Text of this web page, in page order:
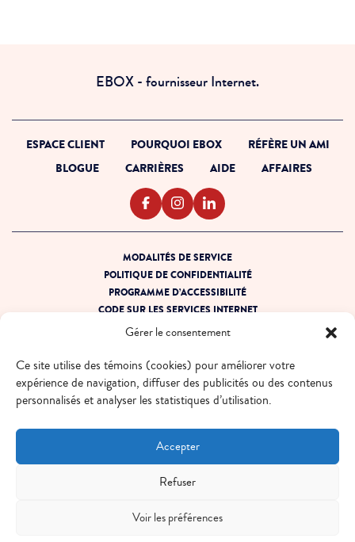
Gérer le consentement
Ce site utilise des témoins (cookies) pour améliorer votre
expérience de navigation, diffuser des publicités ou des contenus
personnalisés et analyser les statistiques d’utilisation.
Accepter
Refuser
Voir les préférences
EBOX - fournisseur Internet.
ESPACE CLIENT POURQUOI EBOX
RÉFÈRE UN AMI
BLOGUE
CARRIÈRES AIDE AFFAIRES
MODALITÉS DE SERVICE
POLITIQUE DE CONFIDENTIALITÉ
PROGRAMME D’ACCESSIBILITÉ
CODE SUR LES SERVICES INTERNET
PRÊT POUR LA PANNE
© 2026 EBOX. Tous droits réservés.
QUÉBEC - FRQUÉBEC - ENONTARIO - FRONTARIO - EN